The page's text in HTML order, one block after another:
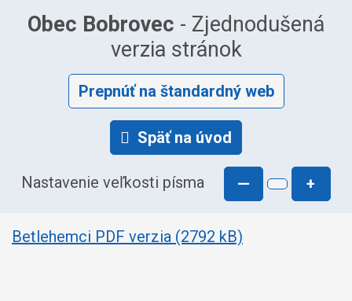
Obec Bobrovec - Zjednodušená
verzia stránok
Prepnúť na štandardný web
Späť na úvod
Nastavenie veľkosti písma — +
Betlehemci PDF verzia (2792 kB)